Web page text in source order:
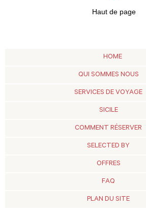
Haut de page
HOME
QUI SOMMES NOUS
SERVICES DE VOYAGE
SICILE
COMMENT RÉSERVER
SELECTED BY
OFFRES
FAQ
PLAN DU SITE